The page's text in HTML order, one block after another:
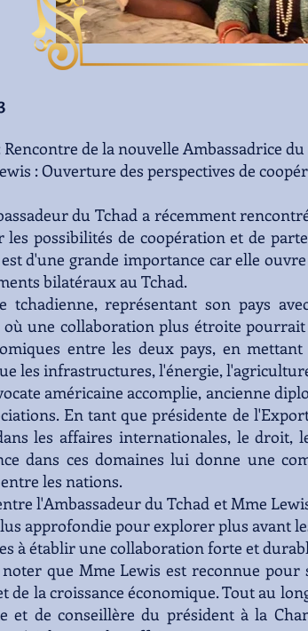
Rencontre de la nouvelle Ambassadrice
: Ouverture des perspectives de
du Tchad a récemment
possibilités de coopération et de
d'une grande importance car elle
bilatéraux au Tchad.
tchadienne, représentant son pays
où une collaboration plus étroite
entre les deux pays, en
les infrastructures, l'énergie,
américaine accomplie, ancienne
En tant que présidente de
les affaires internationales, le droit,
dans ces domaines lui donne une
les nations.
l'Ambassadeur du Tchad et Mme
approfondie pour explorer plus avant
à établir une collaboration forte et
que Mme Lewis est reconnue
la croissance économique. Tout au
et de conseillère du président à la